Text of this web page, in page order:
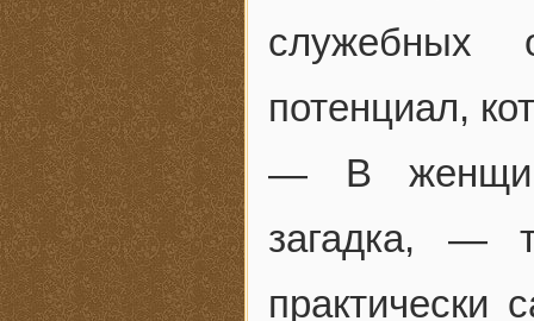
служебных
потенциал,
— В
загадка, —
практически